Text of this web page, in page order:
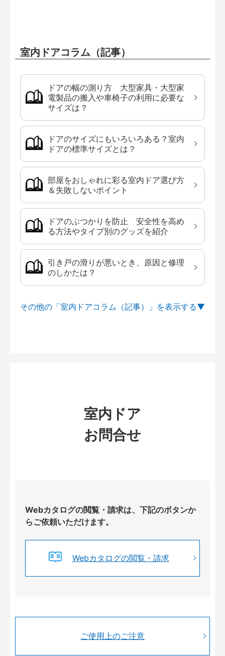
室内ドアコラム（記事）
ドアの幅の測り方 大型家具・大型家
電製品の搬入や車椅子の利用に必要な
サイズは？
ドアのサイズにもいろいろある？室内
ドアの標準サイズとは？
部屋をおしゃれに彩る室内ドア選び方
＆失敗しないポイント
ドアのぶつかりを防止 安全性を高め
る方法やタイプ別のグッズを紹介
引き戸の滑りが悪いとき、原因と修理
のしかたは？
その他の「室内ドアコラム（記事）」を
室内ドア
お問合せ
Webカタログの閲覧・請求は、下記のボタンか
らご依頼いただけます。
Webカタログの閲覧・請求
ご使用上のご注意